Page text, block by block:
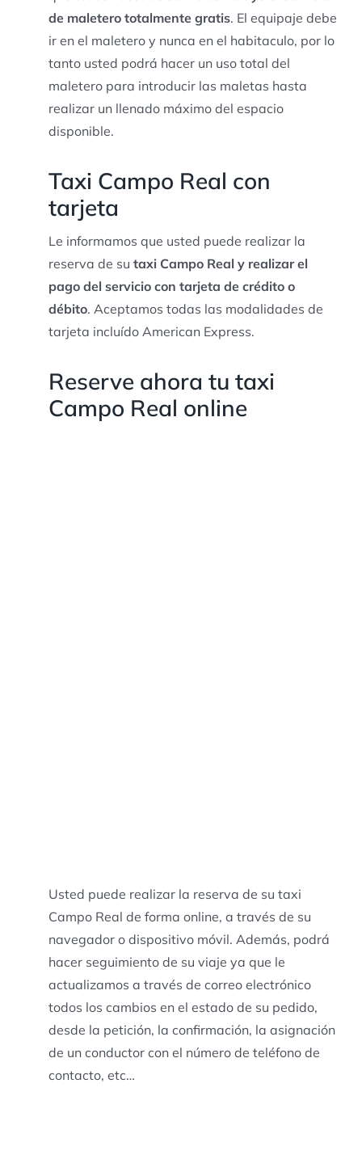
de maletero totalmente gratis. El equipaje debe
ir en el maletero y nunca en el habitaculo, por lo
tanto usted podrá hacer un uso total del
maletero para introducir las maletas hasta
realizar un llenado máximo del espacio
disponible.
Taxi Campo Real con
tarjeta
Le informamos que usted puede realizar la
reserva de su taxi Campo Real y realizar el
pago del servicio con tarjeta de crédito o
débito. Aceptamos todas las modalidades de
tarjeta incluído American Express.
Reserve ahora tu taxi
Campo Real online
Usted puede realizar la reserva de su taxi
Campo Real de forma online, a través de su
navegador o dispositivo móvil. Además, podrá
hacer seguimiento de su viaje ya que le
actualizamos a través de correo electrónico
todos los cambios en el estado de su pedido,
desde la petición, la confirmación, la asignación
de un conductor con el número de teléfono de
contacto, etc…